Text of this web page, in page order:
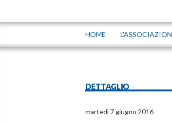
HOME
DETTAGLIO
martedì 7 giugno 2016